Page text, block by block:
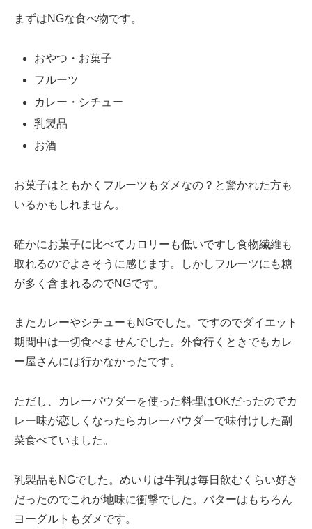
まずはNGな食べ物です。
おやつ・お菓子
フルーツ
カレー・シチュー
乳製品
お酒
お菓子はともかくフルーツもダメなの？と驚かれた方も
いるかもしれません。
確かにお菓子に比べてカロリーも低いですし食物繊維も
取れるのでよさそうに感じます。しかしフルーツにも糖
が多く含まれるのでNGです。
またカレーやシチューもNGでした。ですのでダイエット
期間中は一切食べませんでした。外食行くときでもカレ
ー屋さんには行かなかったです。
ただし、カレーパウダーを使った料理はOKだったのでカ
レー味が恋しくなったらカレーパウダーで味付けした副
菜食べていました。
乳製品もNGでした。めいりは牛乳は毎日飲むくらい好き
だったのでこれが地味に衝撃でした。バターはもちろん
ヨーグルトもダメです。